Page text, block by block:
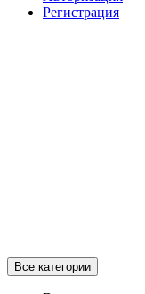
Регистрация
Все категории